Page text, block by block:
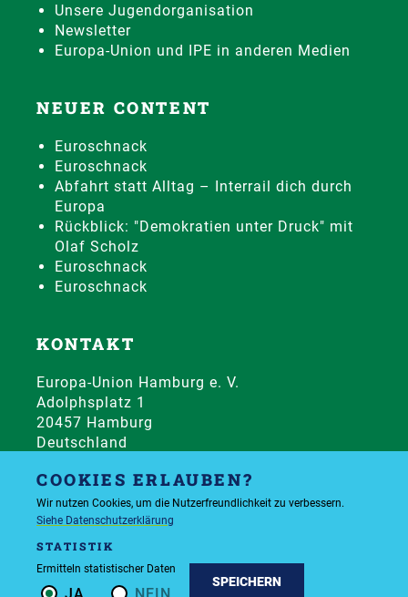
Unsere Jugendorganisation
Newsletter
Europa-Union und IPE in anderen Medien
NEUER CONTENT
Euroschnack
Euroschnack
Abfahrt statt Alltag – Interrail dich durch
Europa
Rückblick: "Demokratien unter Druck" mit
Olaf Scholz
Euroschnack
Euroschnack
KONTAKT
Europa-Union Hamburg e. V.
Adolphsplatz 1
20457 Hamburg
Deutschland
© 2026 All rights reserved
Datenschutzerklärung
COOKIES ERLAUBEN?
Wir nutzen Cookies, um die Nutzerfreundlichkeit zu verbessern.
Siehe Datenschutzerklärung
STATISTIK
Ermitteln statistischer Daten
SPEICHERN